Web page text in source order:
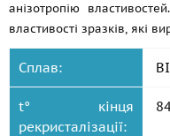
анізотропію
властивості зразків, які
Сплав:
t° кінця
рекристалізації: